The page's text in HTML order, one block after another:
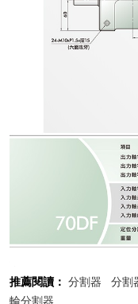
推薦閱讀： 分割器 分割
輪分割器